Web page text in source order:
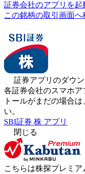
証券会社のアプリを起
この銘柄の取引画面へ
証券アプリのダウ
各証券会社のスマホ
トールがまだの場合
い。
SBI証券 株 アプリ
閉じる
こちらは株探プレミア